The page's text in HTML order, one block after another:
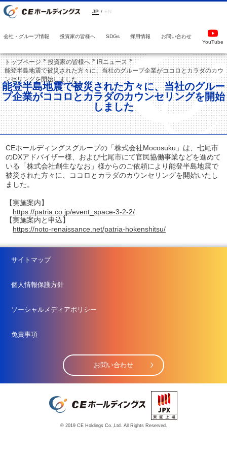
JP / EN
会社・グループ情報 投資家の皆様へ SDGs 採用情報
お問い合わせ
YouTube
トップページ 投資家の皆様へ
IRニュース
能登半島地震で被災された方々に、当社のグループ企業がココロとカラダのカウ
ンセリングを開始しました
能登半島地震で被災された方々に、当社のグルー
プ企業がココロとカラダのカウンセリングを開始
しました
CEホールディングスグループの「株式会社Mocosuku」は、七尾市
のDXアドバイザー様、および七尾市にて官民協働事業などを進めて
いる「株式会社創生ななお」様からのご依頼により能登半島地震で
被災された方々に、ココロとカラダのカウンセリングを開始いたし
ました。
【実施案内】
https://patria.co.jp/event_space-3-2-2/
【実施案内と申込】
https://noto-renaissance.net/patria-hokenshitsu/
サイトマップ
個人情報保護方針
ソーシャルメディアポリシー
免責事項
お問い合わせ
© 2019 CE Holdings Co.,Ltd. All Rights Reserved.